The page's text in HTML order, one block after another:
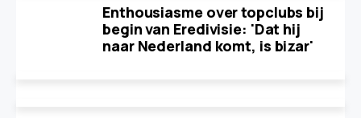
Enthousiasme over topclubs bij
begin van Eredivisie: 'Dat hij
naar Nederland komt, is bizar'